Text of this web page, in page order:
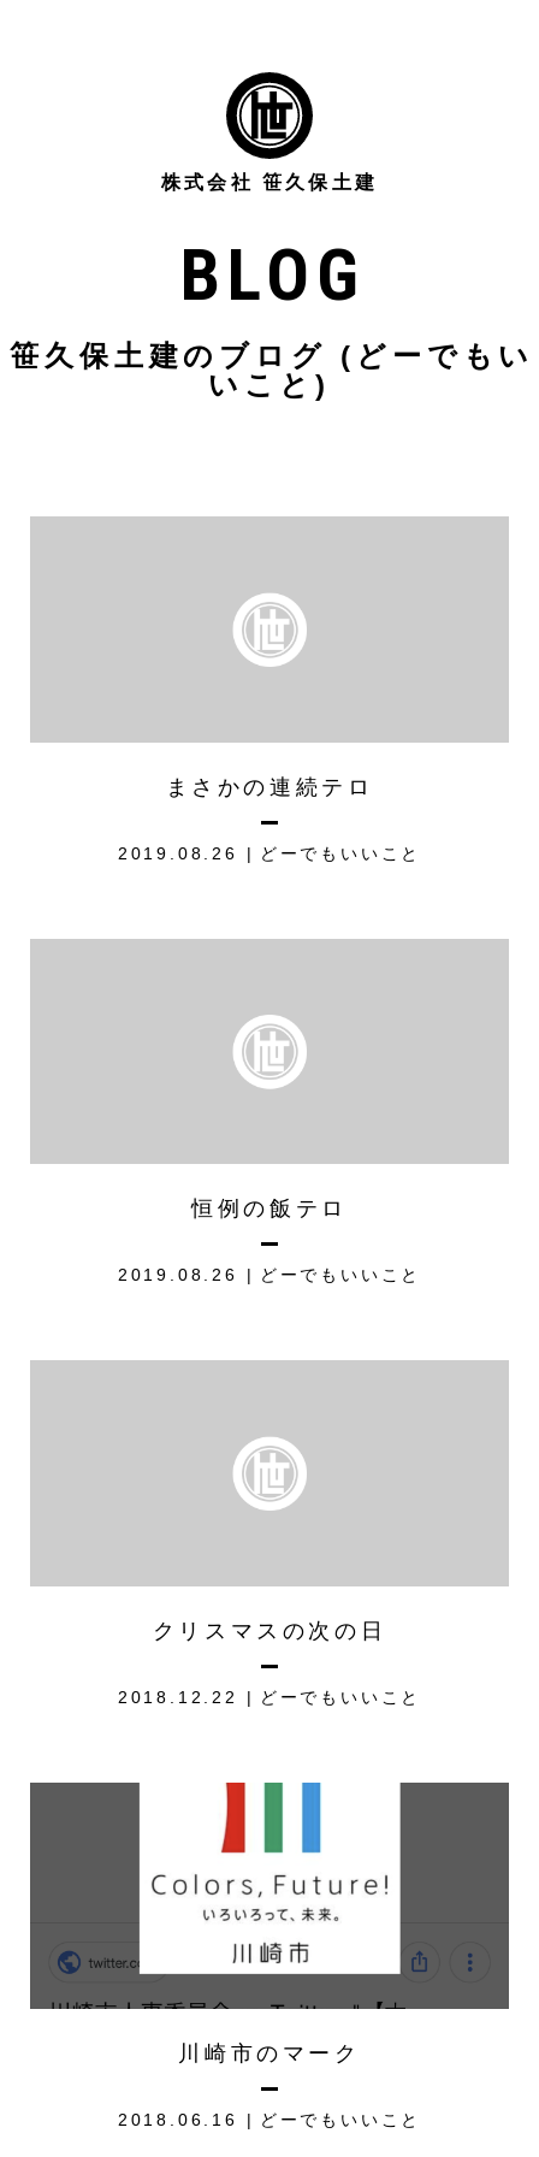
株式会社 笹久保土建
BLOG
笹久保土建のブログ (どーでもい
いこと)
まさかの連続テロ
2019.08.26 どーでもいいこと
恒例の飯テロ
2019.08.26 どーでもいいこと
クリスマスの次の日
2018.12.22 どーでもいいこと
川崎市のマーク
2018.06.16 どーでもいいこと